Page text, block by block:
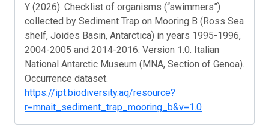
Y (2026). Checklist of organisms (“swimmers”)
collected by Sediment Trap on Mooring B (Ross Sea
shelf, Joides Basin, Antarctica) in years 1995-1996,
2004-2005 and 2014-2016. Version 1.0. Italian
National Antarctic Museum (MNA, Section of Genoa).
Occurrence dataset.
https://ipt.biodiversity.aq/resource?
r=mnait_sediment_trap_mooring_b&v=1.0